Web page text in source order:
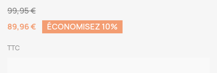
99,95 €
89,96 €
ÉCONOMISEZ 10%
TTC